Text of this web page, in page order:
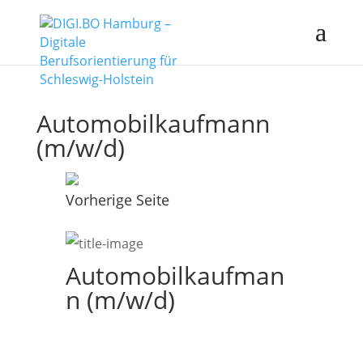
Automobilkaufmann
(m/w/d)
Vorherige Seite
Automobilkaufman
n (m/w/d)